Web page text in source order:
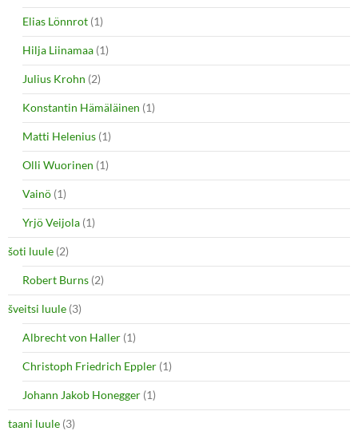
Elias Lönnrot (1)
Hilja Liinamaa (1)
Julius Krohn (2)
Konstantin Hämäläinen (1)
Matti Helenius (1)
Olli Wuorinen (1)
Vainö (1)
Yrjö Veijola (1)
šoti luule (2)
Robert Burns (2)
šveitsi luule (3)
Albrecht von Haller (1)
Christoph Friedrich Eppler (1)
Johann Jakob Honegger (1)
taani luule (3)